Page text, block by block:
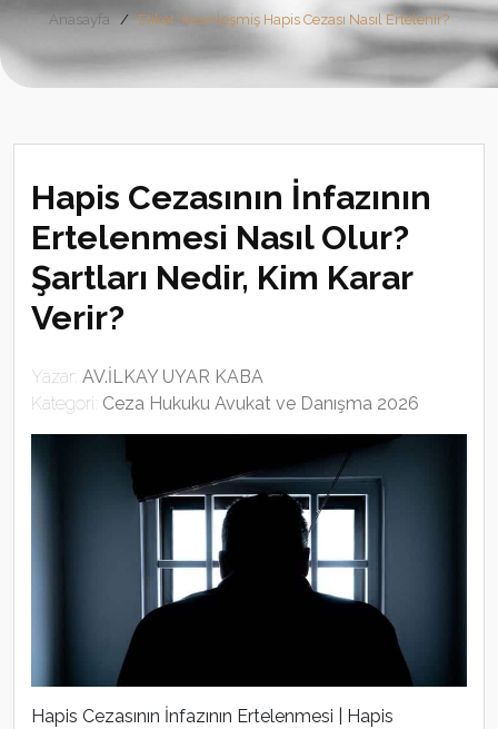
Anasayfa Etiket: Kesinleşmiş Hapis Cezası Nasıl Ertelenir?
Hapis Cezasının İnfazının
Ertelenmesi Nasıl Olur?
Şartları Nedir, Kim Karar
Verir?
Yazar: AV.İLKAY UYAR KABA
Kategori: Ceza Hukuku Avukat ve Danışma 2026
Hapis Cezasının İnfazının Ertelenmesi | Hapis